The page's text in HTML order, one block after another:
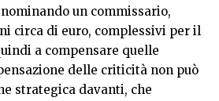
un commissario,
circa di euro, complessivi per il
a compensare quelle
delle criticità non può
strategica davanti, che